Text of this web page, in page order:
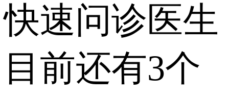
快速问诊医生
目前还有3个